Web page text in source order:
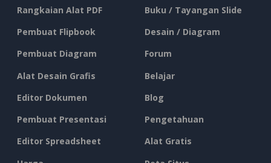
Rangkaian Alat PDF
Pembuat Flipbook
Pembuat Diagram
Alat Desain Grafis
Editor Dokumen
Pembuat Presentasi
Editor Spreadsheet
Buku / Tayangan Slide
Desain / Diagram
Forum
Belajar
Blog
Pengetahuan
Alat Gratis